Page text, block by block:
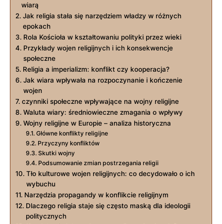
wiarą
Jak religia stała się narzędziem władzy w różnych
epokach
Rola Kościoła w kształtowaniu polityki przez wieki
Przykłady wojen religijnych i ich konsekwencje
społeczne
Religia a imperializm: konflikt czy kooperacja?
Jak wiara wpływała na rozpoczynanie i kończenie
wojen
czynniki społeczne wpływające na wojny religijne
Waluta wiary: średniowieczne zmagania o wpływy
Wojny religijne w Europie – analiza historyczna
Główne konflikty religijne
Przyczyny konfliktów
Skutki wojny
Podsumowanie zmian postrzegania religii
Tło kulturowe wojen religijnych: co decydowało o ich
wybuchu
Narzędzia propagandy w konflikcie religijnym
Dlaczego religia staje się często maską dla ideologii
politycznych